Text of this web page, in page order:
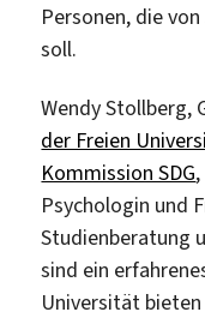
Personen, die
soll.
Wendy Stollberg,
der Freien
Kommission SDG
Psychologin und
Studienberatung
sind ein
Universität